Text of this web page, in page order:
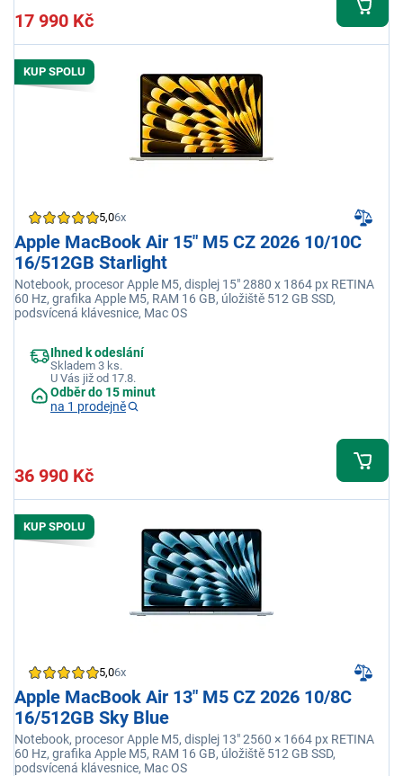
17 990 Kč
KUP SPOLU
5,06x
Apple MacBook Air 15" M5 CZ 2026 10/10C
16/512GB Starlight
Notebook, procesor Apple M5, displej 15" 2880 x 1864 px RETINA
60 Hz, grafika Apple M5, RAM 16 GB, úložiště 512 GB SSD,
podsvícená klávesnice, Mac OS
Ihned k odeslání
Skladem 3 ks.
U Vás již od 17.8.
Odběr do 15 minut
na 1 prodejně
36 990 Kč
KUP SPOLU
5,06x
Apple MacBook Air 13" M5 CZ 2026 10/8C
16/512GB Sky Blue
Notebook, procesor Apple M5, displej 13" 2560 × 1664 px RETINA
60 Hz, grafika Apple M5, RAM 16 GB, úložiště 512 GB SSD,
podsvícená klávesnice, Mac OS